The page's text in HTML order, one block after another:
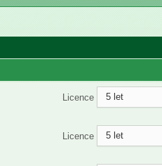
Licence 5 let
Licence 5 let